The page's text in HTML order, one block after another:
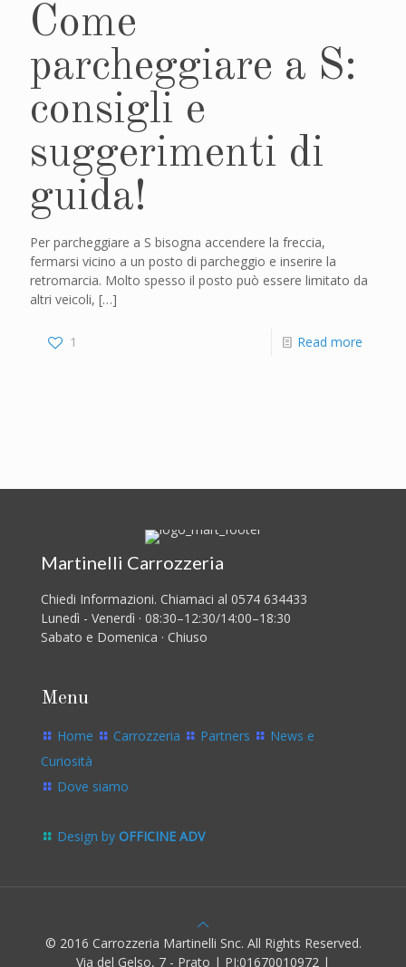
Come
parcheggiare a S:
consigli e
suggerimenti di
guida!
Per parcheggiare a S bisogna accendere la freccia,
fermarsi vicino a un posto di parcheggio e inserire la
retromarcia. Molto spesso il posto può essere limitato da
altri veicoli, […]
1 Read more
Martinelli Carrozzeria
Chiedi Informazioni. Chiamaci al 0574 634433
Lunedì - Venerdì · 08:30–12:30/14:00–18:30
Sabato e Domenica · Chiuso
Menu
Home Carrozzeria Partners
News e
Curiosità
Dove siamo
Design by OFFICINE ADV
© 2016 Carrozzeria Martinelli Snc. All Rights Reserved.
Via del Gelso, 7 - Prato | PI:01670010972 |